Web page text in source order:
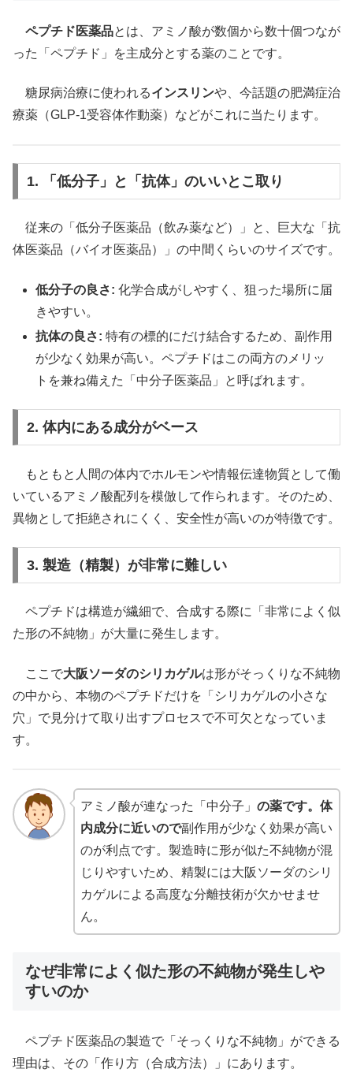
ペプチド医薬品とは、アミノ酸が数個から数十個つなが
った「ペプチド」を主成分とする薬のことです。
糖尿病治療に使われるインスリンや、今話題の肥満症治
療薬（GLP-1受容体作動薬）などがこれに当たります。
1. 「低分子」と「抗体」のいいとこ取り
従来の「低分子医薬品（飲み薬など）」と、巨大な「抗
体医薬品（バイオ医薬品）」の中間くらいのサイズです。
低分子の良さ: 化学合成がしやすく、狙った場所に届
きやすい。
抗体の良さ: 特有の標的にだけ結合するため、副作用
が少なく効果が高い。ペプチドはこの両方のメリッ
トを兼ね備えた「中分子医薬品」と呼ばれます。
2. 体内にある成分がベース
もともと人間の体内でホルモンや情報伝達物質として働
いているアミノ酸配列を模倣して作られます。そのため、
異物として拒絶されにくく、安全性が高いのが特徴です。
3. 製造（精製）が非常に難しい
ペプチドは構造が繊細で、合成する際に「非常によく似
た形の不純物」が大量に発生します。
ここで大阪ソーダのシリカゲルは形がそっくりな不純物
の中から、本物のペプチドだけを「シリカゲルの小さな
穴」で見分けて取り出すプロセスで不可欠となっていま
す。
アミノ酸が連なった「中分子」 の薬です。体
内成分に近いので副作用が少なく効果が高い
のが利点です。製造時に形が似た不純物が混
じりやすいため、精製には大阪ソーダのシリ
カゲルによる高度な分離技術が欠かせませ
ん。
なぜ非常によく似た形の不純物が発生しや
すいのか
ペプチド医薬品の製造で「そっくりな不純物」ができる
理由は、その「作り方（合成方法）」にあります。